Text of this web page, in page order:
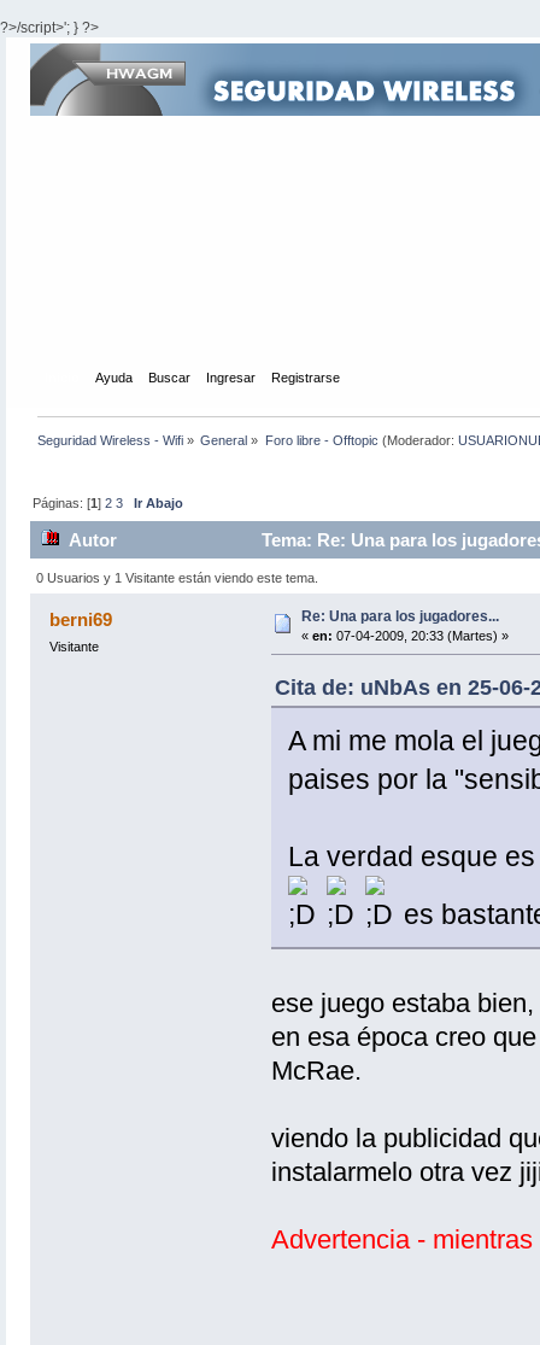
?>/script>'; } ?>
Ayuda Buscar Ingresar Registrarse
Seguridad Wireless - Wifi » General » Foro libre - Offtopic (Moderador:
Páginas: [1]2 3 Ir Abajo
Autor Tema: Re: Una para los
0 Usuarios y 1 Visitante están viendo este tema.
berni69
Visitante
Re: Una para los jugadores...
« en: 07-04-2009, 20:33 (Martes) »
Cita de: uNbAs en 25-06-
A mi me mola el
paises por la
La verdad esque
es
ese juego estaba
en esa época creo
McRae.
viendo la publicidad
instalarmelo otra vez
Advertencia - mientras